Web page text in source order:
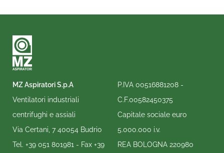
MZ Aspiratori S.p.A
Ventilatori industriali
centrifughi e assiali
Via Certani, 7 40054 Budrio
Tel. +39 051 801981 - Fax +39
P.IVA 00516881208 -
C.F.00582450375
Capitale sociale euro
5.000.000 i.v.
REA BOLOGNA 220980